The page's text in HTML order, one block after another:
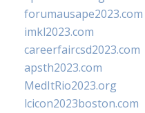
forumausape2023.com
imkl2023.com
careerfaircsd2023.com
apsth2023.com
MedItRio2023.org
lcicon2023boston.com